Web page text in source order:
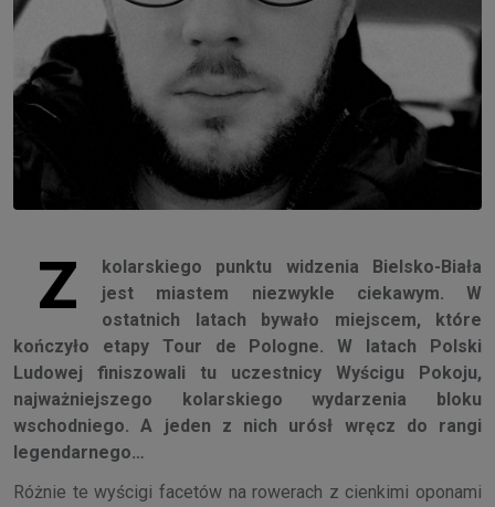
Z
kolarskiego punktu widzenia Bielsko-Biała
jest miastem niezwykle ciekawym. W
ostatnich latach bywało miejscem, które
kończyło etapy Tour de Pologne. W latach Polski
Ludowej finiszowali tu uczestnicy Wyścigu Pokoju,
najważniejszego kolarskiego wydarzenia bloku
wschodniego. A jeden z nich urósł wręcz do rangi
legendarnego…
Różnie te wyścigi facetów na rowerach z cienkimi oponami